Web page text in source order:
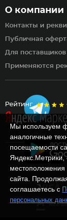
Рейтинг
О компании
Контакты и
Публичная
Для поставщиков
Применяются
Мы используем
аналогичные
посещаемости
сайта.
соглашаетесь с
персональных